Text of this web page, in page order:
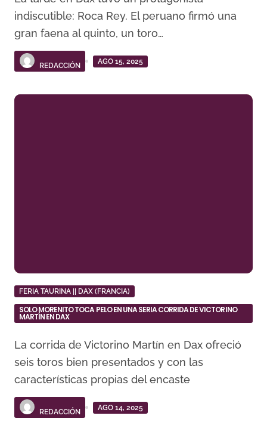
indiscutible: Roca Rey. El peruano firmó una
gran faena al quinto, un toro…
REDACCIÓN
AGO 15, 2025
FERIA TAURINA || DAX (FRANCIA)
SOLO MORENITO TOCA PELO EN UNA SERIA CORRIDA DE VICTORINO
MARTÍN EN DAX
La corrida de Victorino Martín en Dax ofreció
seis toros bien presentados y con las
características propias del encaste
REDACCIÓN
AGO 14, 2025